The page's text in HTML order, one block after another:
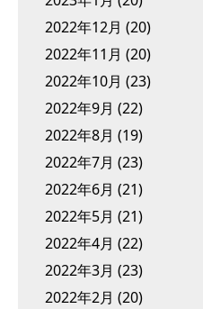
2022年12月 (20)
2022年11月 (20)
2022年10月 (23)
2022年9月 (22)
2022年8月 (19)
2022年7月 (23)
2022年6月 (21)
2022年5月 (21)
2022年4月 (22)
2022年3月 (23)
2022年2月 (20)